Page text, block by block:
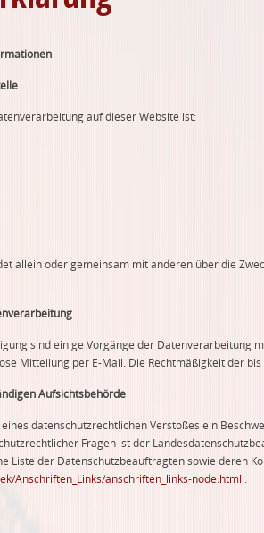
auf dieser Website ist:
allein oder gemeinsam mit anderen über die
sind einige Vorgänge der Datenverarbeitung
Mitteilung per E-Mail. Die Rechtmäßigkeit der
Aufsichtsbehörde
datenschutzrechtlichen Verstoßes ein
Fragen ist der
Liste der Datenschutzbeauftragten sowie deren
Anschriften_Links/anschriften_links-node.html .